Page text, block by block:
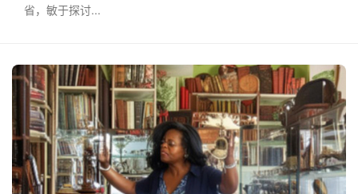
省，敏于探讨...